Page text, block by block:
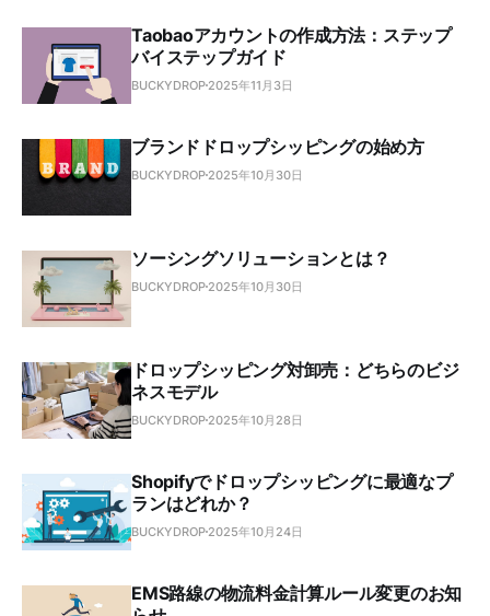
Taobaoアカウントの作成方法：ステップ
バイステップガイド
BUCKYDROP 2025年11月3日
ブランドドロップシッピングの始め方
BUCKYDROP 2025年10月30日
ソーシングソリューションとは？
BUCKYDROP 2025年10月30日
ドロップシッピング対卸売：どちらのビジ
ネスモデル
BUCKYDROP 2025年10月28日
Shopifyでドロップシッピングに最適なプ
ランはどれか？
BUCKYDROP 2025年10月24日
EMS路線の物流料金計算ルール変更のお知